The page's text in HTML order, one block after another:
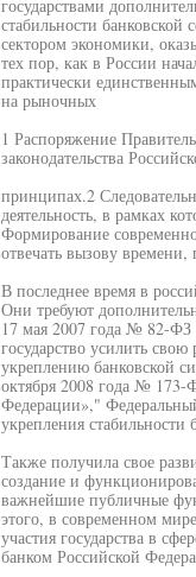
государствами
стабильности
сектором экономики,
тех пор, как в России
практически
на рыночных
1 Распоряжение
законодательства
принципах.2
деятельность, в рамках
Формирование
отвечать вызову
В последнее время в
Они требуют
17 мая 2007 года № 82-ФЗ
государство усилить
укреплению банковской
октября 2008 года №
Федерации»,"
укрепления стабильности
Также получила свое
создание и
важнейшие публичные
этого, в современном
участия государства в
банком Российской